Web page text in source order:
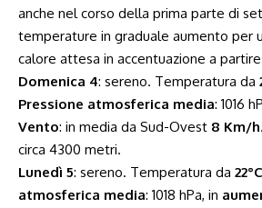
anche nel corso della prima parte di
temperature in graduale aumento per
calore attesa in accentuazione a
Domenica 4: sereno. Temperatura da
Pressione atmosferica media: 1016
Vento: in media da Sud-Ovest 8 Km/h.
circa 4300 metri.
Lunedì 5: sereno. Temperatura da
atmosferica media: 1018 hPa, in